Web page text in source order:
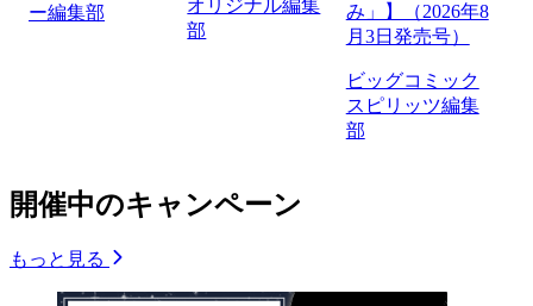
ー編集部
オリジナル編集
部
み」】（2026年8
月3日発売号）
ビッグコミック
スピリッツ編集
部
開催中のキャンペーン
もっと見る